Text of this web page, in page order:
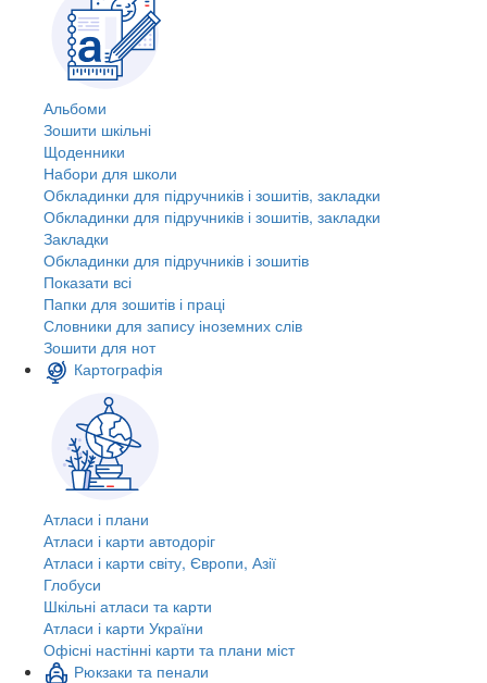
Альбоми
Зошити шкільні
Щоденники
Набори для школи
Обкладинки для підручників і зошитів, закладки
Обкладинки для підручників і зошитів, закладки
Закладки
Обкладинки для підручників і зошитів
Показати всі
Папки для зошитів і праці
Словники для запису іноземних слів
Зошити для нот
Картографія
Атласи і плани
Атласи і карти автодоріг
Атласи і карти світу, Європи, Азії
Глобуси
Шкільні атласи та карти
Атласи і карти України
Офісні настінні карти та плани міст
Рюкзаки та пенали